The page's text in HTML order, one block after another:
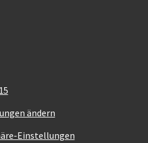
ändern
Einstellungen